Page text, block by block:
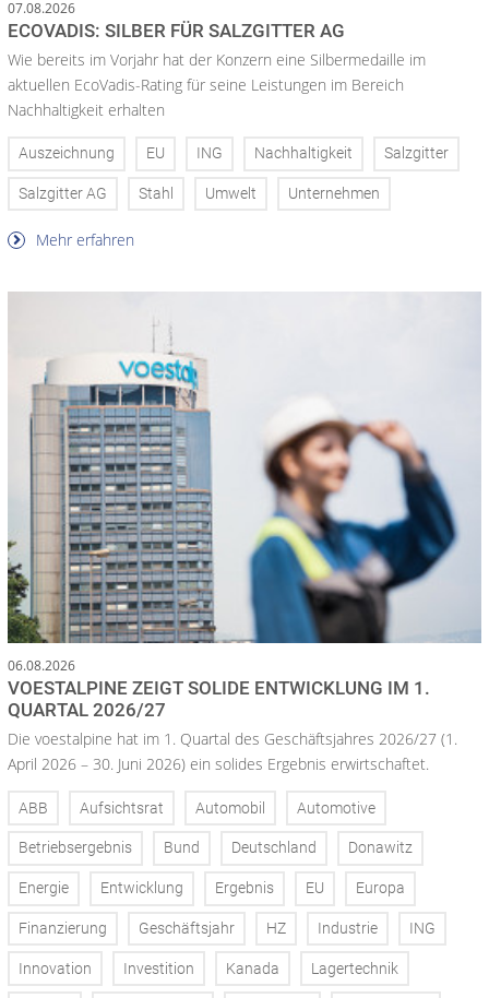
07.08.2026
ECOVADIS: SILBER FÜR SALZGITTER AG
Wie bereits im Vorjahr hat der Konzern eine Silbermedaille im
aktuellen EcoVadis-Rating für seine Leistungen im Bereich
Nachhaltigkeit erhalten
Auszeichnung EU ING Nachhaltigkeit Salzgitter
Salzgitter AG Stahl Umwelt Unternehmen
Mehr erfahren
06.08.2026
VOESTALPINE ZEIGT SOLIDE ENTWICKLUNG IM 1.
QUARTAL 2026/27
Die voestalpine hat im 1. Quartal des Geschäftsjahres 2026/27 (1.
April 2026 – 30. Juni 2026) ein solides Ergebnis erwirtschaftet.
ABB Aufsichtsrat Automobil Automotive
Betriebsergebnis Bund Deutschland Donawitz
Energie Entwicklung Ergebnis EU Europa
Finanzierung Geschäftsjahr HZ Industrie ING
Innovation Investition Kanada Lagertechnik